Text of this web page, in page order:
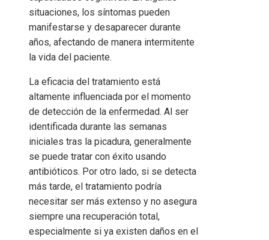
situaciones, los síntomas pueden
manifestarse y desaparecer durante
años, afectando de manera intermitente
la vida del paciente.
La eficacia del tratamiento está
altamente influenciada por el momento
de detección de la enfermedad. Al ser
identificada durante las semanas
iniciales tras la picadura, generalmente
se puede tratar con éxito usando
antibióticos. Por otro lado, si se detecta
más tarde, el tratamiento podría
necesitar ser más extenso y no asegura
siempre una recuperación total,
especialmente si ya existen daños en el